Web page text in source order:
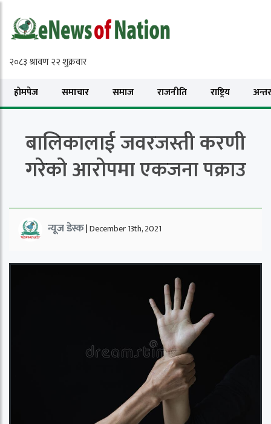
होमपेज समाचार समाज राजनीति राष्ट्रिय
बालिकालाई जवरजस्ती करणी
गरेको आरोपमा एकजना पक्राउ
न्यूज डेस्क|December 13th, 2021